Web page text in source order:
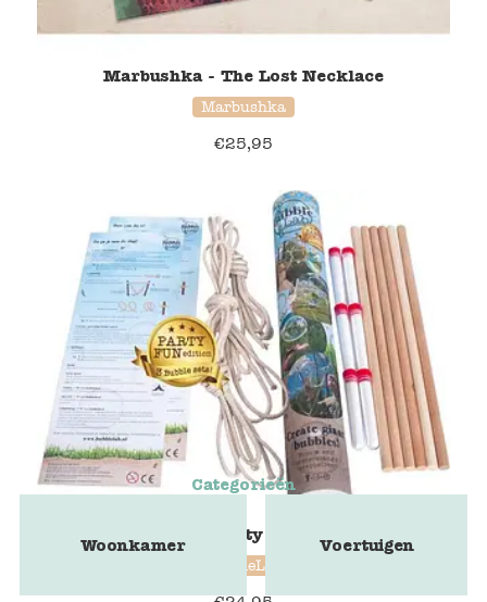
Marbushka - The Lost Necklace
Marbushka
€25,95
BubbleLab Party Fun edition
BubbleLab
Categorieën
Woonkamer Voertuigen